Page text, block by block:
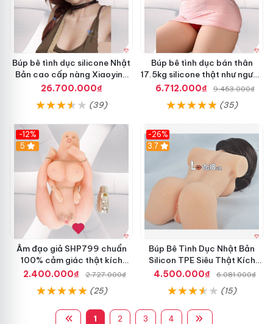
Búp bê tình dục silicone Nhật
Bản cao cấp nàng Xiaoying
dễ thương kích thích
26.700.000₫
(39)
Búp bê tình dục bán thân
17.5kg silicone thật như người,
giá tốt
6.712.000₫ 9.453.000₫
(35)
-12%
5
Âm đạo giả SHP799 chuẩn
100% cảm giác thật kích
thích người dùng
2.400.000₫ 2.727.000₫
(25)
-26%
3.7
Búp Bê Tình Dục Nhật Bản
Silicon TPE Siêu Thật Kích
Thích Mua Ngay
4.500.000₫ 6.081.000₫
(15)
1 2 3 4